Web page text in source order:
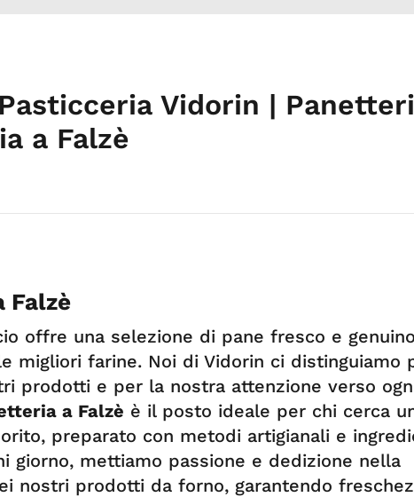
Vidorin |
a Falzè
Falzè
offre una selezione di pane fresco e
migliori farine. Noi di Vidorin ci distinguiamo
prodotti e per la nostra attenzione verso
a Falzè è il posto ideale per chi cerca
preparato con metodi artigianali e
giorno, mettiamo passione e dedizione nella
nostri prodotti da forno, garantendo